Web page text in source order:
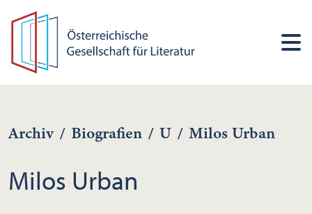
Archiv / Biografien / U / Milos Urban
Milos Urban